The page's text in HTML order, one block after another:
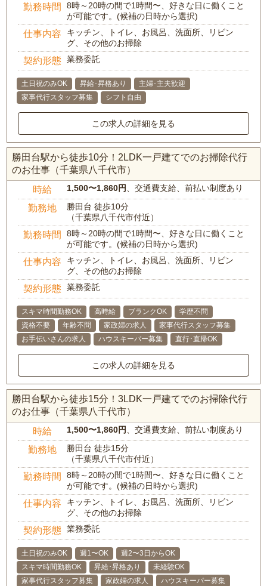
勤務時間
8時～20時の間で1時間〜、好きな日に働くこと
が可能です。(候補の日時から選択)
仕事内容
キッチン、トイレ、お風呂、洗面所、リビン
グ、その他のお掃除
契約形態 業務委託
土日祝のみOK 昇給･昇格あり
主婦･主夫歓迎
家事代行スタッフ募集
シフト自由
この求人の詳細を見る
勝田台駅から徒歩10分！2LDK一戸建てでのお掃除代行
のお仕事（千葉県八千代市）
時給 1,500〜1,860円、交通費支給、前払い制度あり
勤務地
勝田台 徒歩10分
（千葉県八千代市付近）
勤務時間
8時～20時の間で1時間〜、好きな日に働くこと
が可能です。(候補の日時から選択)
仕事内容
キッチン、トイレ、お風呂、洗面所、リビン
グ、その他のお掃除
契約形態 業務委託
スキマ時間勤務OK 高時給 ブランクOK
学歴不問
資格不要
年齢不問 家政婦の求人
家事代行スタッフ募集
お手伝いさんの求人
ハウスキーパー募集 直行･直帰OK
この求人の詳細を見る
勝田台駅から徒歩15分！3LDK一戸建てでのお掃除代行
のお仕事（千葉県八千代市）
時給 1,500〜1,860円、交通費支給、前払い制度あり
勤務地
勝田台 徒歩15分
（千葉県八千代市付近）
勤務時間
8時～20時の間で1時間〜、好きな日に働くこと
が可能です。(候補の日時から選択)
仕事内容
キッチン、トイレ、お風呂、洗面所、リビン
グ、その他のお掃除
契約形態 業務委託
土日祝のみOK 週1〜OK
週2〜3日からOK
スキマ時間勤務OK
昇給･昇格あり
未経験OK
家事代行スタッフ募集
家政婦の求人
ハウスキーパー募集